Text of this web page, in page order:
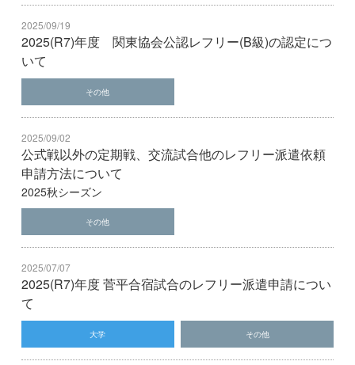
2025/09/19
2025(R7)年度 関東協会公認レフリー(B級)の認定につ
いて
その他
2025/09/02
公式戦以外の定期戦、交流試合他のレフリー派遣依頼
申請方法について
2025秋シーズン
その他
2025/07/07
2025(R7)年度 菅平合宿試合のレフリー派遣申請につい
て
大学 その他